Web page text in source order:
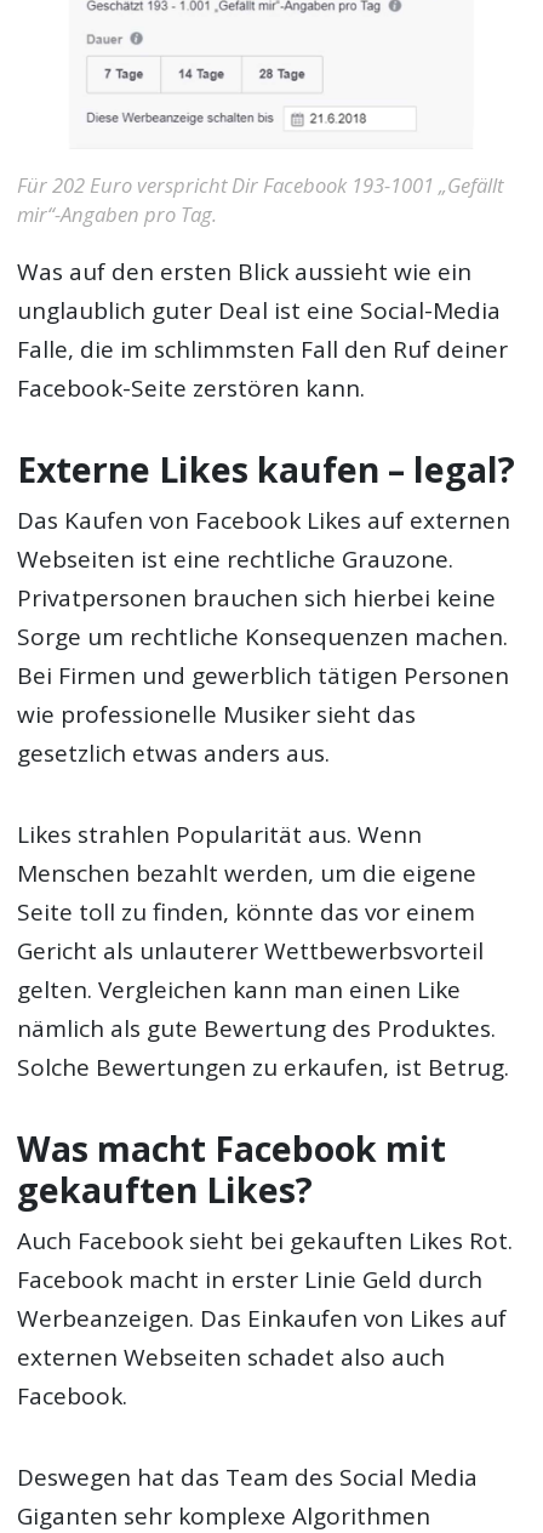
Für 202 Euro verspricht Dir Facebook 193-1001 „Gefällt
mir“-Angaben pro Tag.
Was auf den ersten Blick aussieht wie ein
unglaublich guter Deal ist eine Social-Media
Falle, die im schlimmsten Fall den Ruf deiner
Facebook-Seite zerstören kann.
Externe Likes kaufen – legal?
Das Kaufen von Facebook Likes auf externen
Webseiten ist eine rechtliche Grauzone.
Privatpersonen brauchen sich hierbei keine
Sorge um rechtliche Konsequenzen machen.
Bei Firmen und gewerblich tätigen Personen
wie professionelle Musiker sieht das
gesetzlich etwas anders aus.
Likes strahlen Popularität aus. Wenn
Menschen bezahlt werden, um die eigene
Seite toll zu finden, könnte das vor einem
Gericht als unlauterer Wettbewerbsvorteil
gelten. Vergleichen kann man einen Like
nämlich als gute Bewertung des Produktes.
Solche Bewertungen zu erkaufen, ist Betrug.
Was macht Facebook mit
gekauften Likes?
Auch Facebook sieht bei gekauften Likes Rot.
Facebook macht in erster Linie Geld durch
Werbeanzeigen. Das Einkaufen von Likes auf
externen Webseiten schadet also auch
Facebook.
Deswegen hat das Team des Social Media
Giganten sehr komplexe Algorithmen